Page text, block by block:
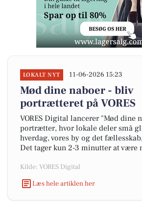
LOKALT NYT 11-06-2026 15:23
Mød dine naboer - bliv
portrætteret på VORES
VORES Digital lancerer "Mød dine
portrætter, hvor lokale deler små
hverdag, vores by og det
Det tager kun 2-3 minutter at være
Kilde: VORES Digital
Læs hele artiklen her